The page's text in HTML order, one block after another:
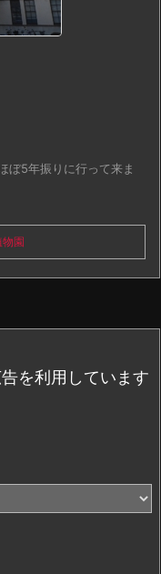
5年振りに行って来ま
園
を利用しています